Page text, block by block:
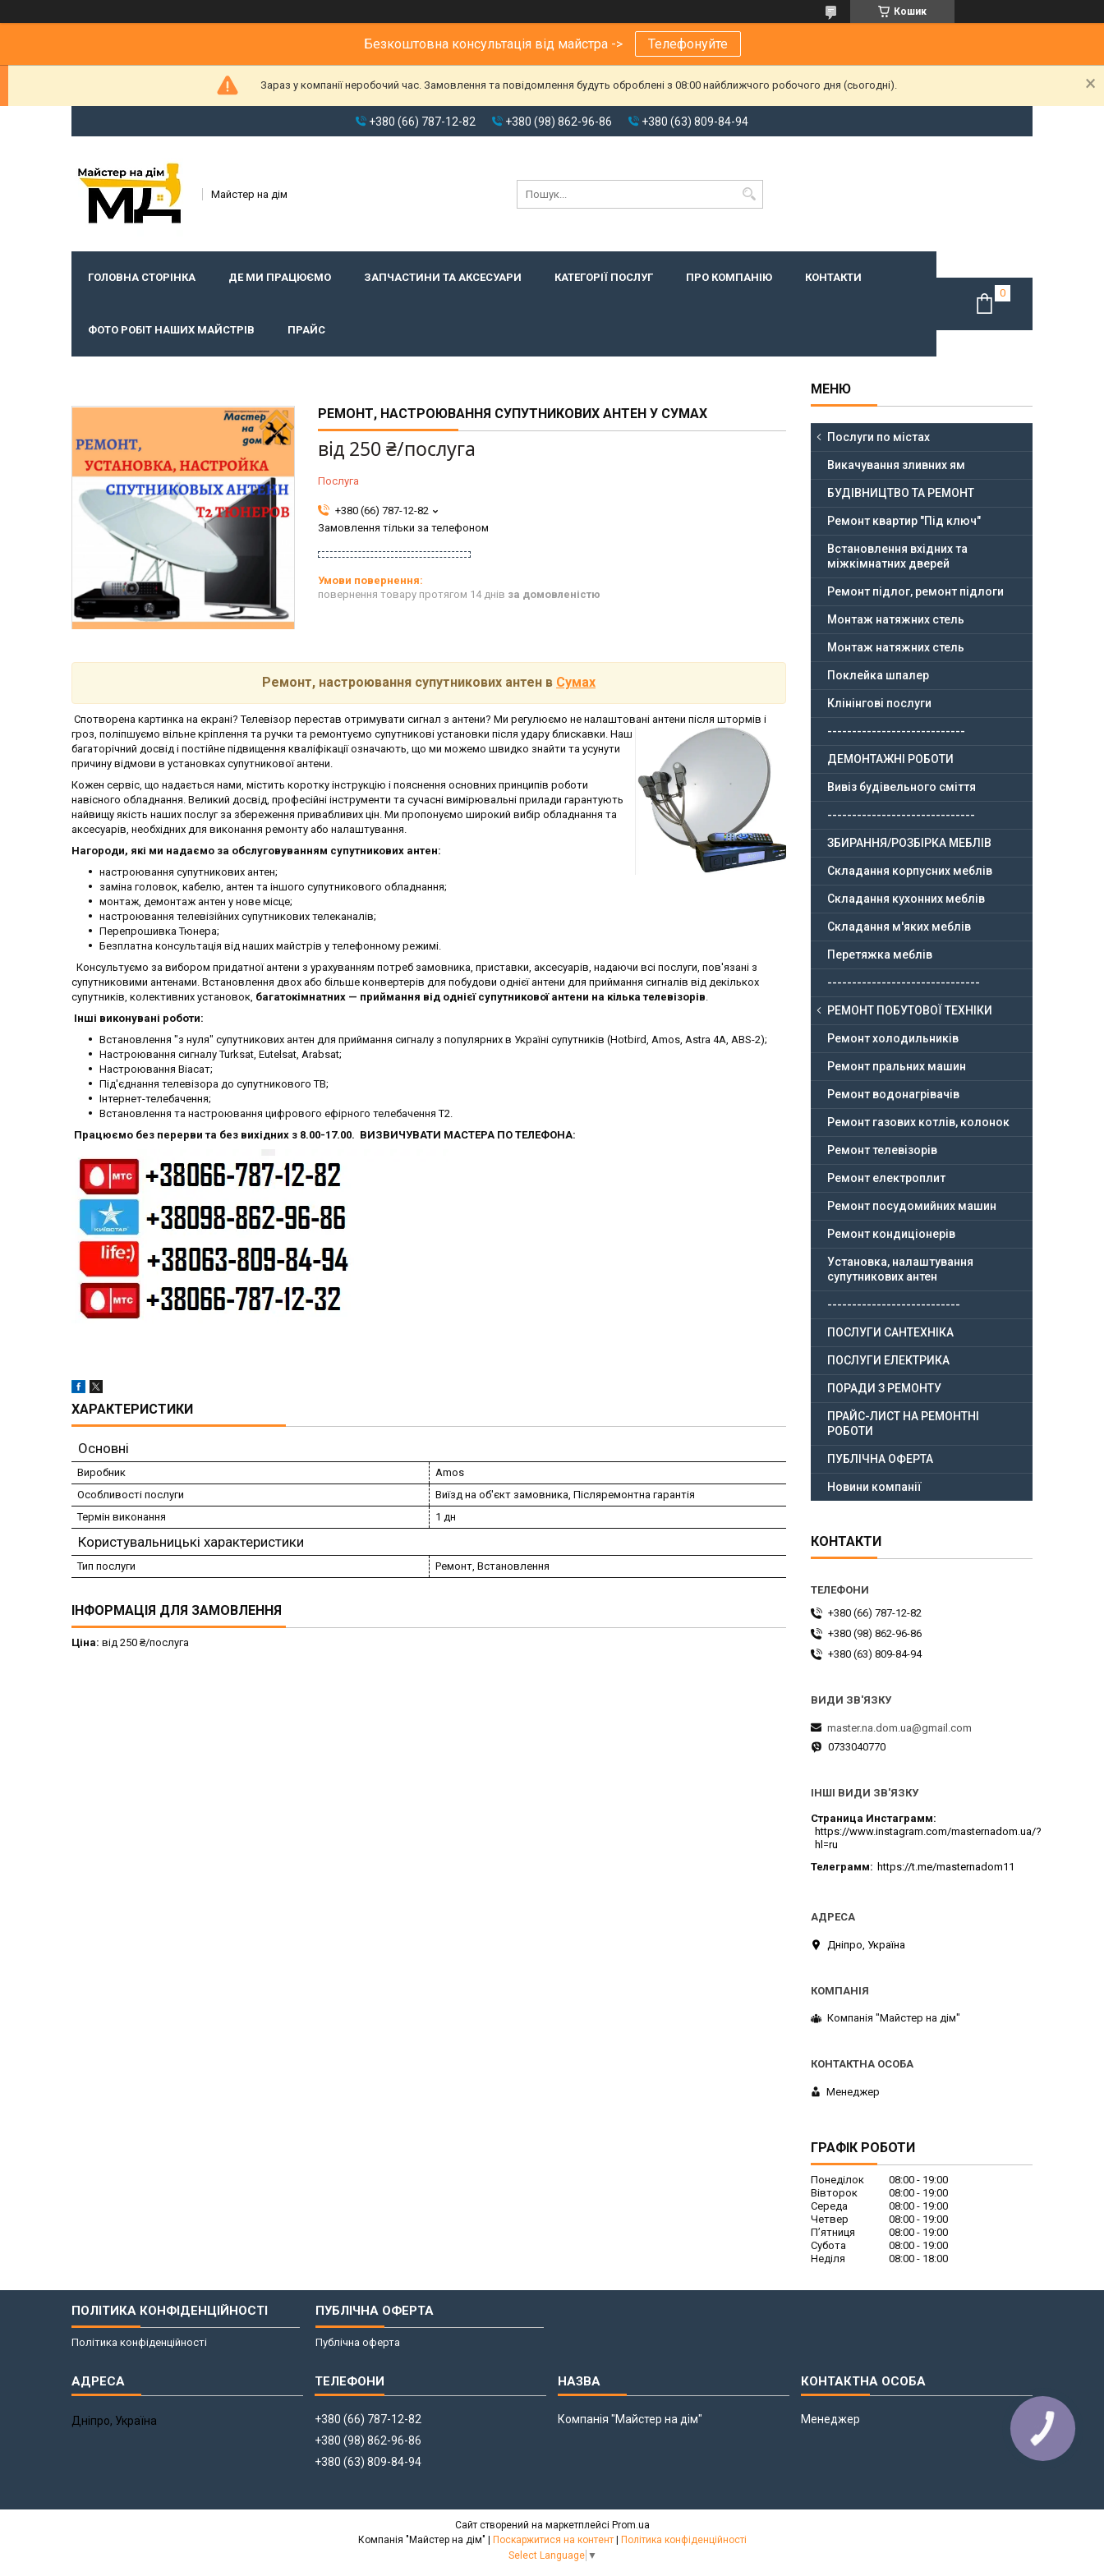
Кошик
Безкоштовна консультація від майстра -> Телефонуйте
Зараз у компанії неробочий час. Замовлення та повідомлення будуть оброблені з 08:00 найближчого робочого дня (сьогодні).
+380 (66) 787-12-82 +380 (98) 862-96-86 +380 (63) 809-84-94
Майстер на дім
ГОЛОВНА СТОРІНКА ДЕ МИ ПРАЦЮЄМО ЗАПЧАСТИНИ ТА АКСЕСУАРИ КАТЕГОРІЇ ПОСЛУГ ПРО КОМПАНІЮ КОНТАКТИ
ФОТО РОБІТ НАШИХ МАЙСТРІВ ПРАЙС
РЕМОНТ, НАСТРОЮВАННЯ СУПУТНИКОВИХ АНТЕН У СУМАХ
від 250 ₴/послуга
Послуга
+380 (66) 787-12-82
Замовлення тільки за телефоном
повернення товару протягом 14 днів за домовленістю
Ремонт, настроювання супутникових антен в Сумах
Спотворена картинка на екрані? Телевізор перестав отримувати сигнал з антени? Ми регулюємо не налаштовані антени після штормів і
гроз, поліпшуємо вільне кріплення та ручки та ремонтуємо супутникові установки після удару блискавки. Наш
багаторічний досвід і постійне підвищення кваліфікації означають, що ми можемо швидко знайти та усунути
причину відмови в установках супутникової антени.
Кожен сервіс, що надається нами, містить коротку інструкцію і пояснення основних принципів роботи
навісного обладнання. Великий досвід, професійні інструменти та сучасні вимірювальні прилади гарантують
найвищу якість наших послуг за збереження привабливих цін. Ми пропонуємо широкий вибір обладнання та
аксесуарів, необхідних для виконання ремонту або налаштування.
Нагороди, які ми надаємо за обслуговуванням супутникових антен:
настроювання супутникових антен;
заміна головок, кабелю, антен та іншого супутникового обладнання;
монтаж, демонтаж антен у нове місце;
настроювання телевізійних супутникових телеканалів;
Перепрошивка Тюнера;
Безплатна консультація від наших майстрів у телефонному режимі.
Консультуємо за вибором придатної антени з урахуванням потреб замовника, приставки, аксесуарів, надаючи всі послуги, пов'язані з
супутниковими антенами. Встановлення двох або більше конвертерів для побудови однієї антени для приймання сигналів від декількох
супутників, колективних установок, багатокімнатних — приймання від однієї супутникової антени на кілька телевізорів.
Інші виконувані роботи:
Встановлення "з нуля" супутникових антен для приймання сигналу з популярних в Україні супутників (Hotbird, Amos, Astra 4A, ABS-2);
Настроювання сигналу Turksat, Eutelsat, Arabsat;
Настроювання Віасат;
Під'єднання телевізора до супутникового ТВ;
Інтернет-телебачення;
Встановлення та настроювання цифрового ефірного телебачення T2.
Працюємо без перерви та без вихідних з 8.00-17.00. ВИЗВИЧУВАТИ МАСТЕРА ПО ТЕЛЕФОНА:
ХАРАКТЕРИСТИКИ
Основні
Виробник
Amos
Особливості послуги
Виїзд на об'єкт замовника, Післяремонтна гарантія
Термін виконання
1 дн
Користувальницькі характеристики
Тип послуги Ремонт, Встановлення
ІНФОРМАЦІЯ ДЛЯ ЗАМОВЛЕННЯ
Ціна: від 250 ₴/послуга
Послуги по містах
Викачування зливних ям
БУДІВНИЦТВО ТА РЕМОНТ
Ремонт квартир "Під ключ"
Встановлення вхідних та
міжкімнатних дверей
Ремонт підлог, ремонт підлоги
Монтаж натяжних стель
Монтаж натяжних стель
Поклейка шпалер
Клінінгові послуги
----------------------------
ДЕМОНТАЖНІ РОБОТИ
Вивіз будівельного сміття
------------------------------
ЗБИРАННЯ/РОЗБІРКА МЕБЛІВ
Складання корпусних меблів
Складання кухонних меблів
Складання м'яких меблів
Перетяжка меблів
-------------------------------
РЕМОНТ ПОБУТОВОЇ ТЕХНІКИ
Ремонт холодильників
Ремонт пральних машин
Ремонт водонагрівачів
Ремонт газових котлів, колонок
Ремонт телевізорів
Ремонт електроплит
Ремонт посудомийних машин
Ремонт кондиціонерів
Установка, налаштування
супутникових антен
---------------------------
ПОСЛУГИ САНТЕХНІКА
ПОСЛУГИ ЕЛЕКТРИКА
ПОРАДИ З РЕМОНТУ
ПРАЙС-ЛИСТ НА РЕМОНТНІ
РОБОТИ
ПУБЛІЧНА ОФЕРТА
Новини компанії
КОНТАКТИ
+380 (66) 787-12-82
+380 (98) 862-96-86
+380 (63) 809-84-94
master.na.dom.ua@gmail.com
0733040770
ІНШІ ВИДИ ЗВ'ЯЗКУ
Страница Инстаграмм
https://www.instagram.com/masternadom.ua/?
hl=ru
Телеграмм
https://t.me/masternadom11
Дніпро, Україна
Компанія "Майстер на дім"
Менеджер
ГРАФІК РОБОТИ
Понеділок 08:00
19:00
Вівторок
08:00
19:00
Середа
08:00
19:00
Четвер
08:00
19:00
Пʼятниця
08:00
19:00
Субота
08:00
19:00
Неділя
08:00 18:00
ПОЛІТИКА КОНФІДЕНЦІЙНОСТІ
Політика конфіденційності
ПУБЛІЧНА ОФЕРТА
Публічна оферта
Дніпро, Україна
+380 (66) 787-12-82
+380 (98) 862-96-86
+380 (63) 809-84-94
Компанія "Майстер на дім" Менеджер
Сайт створений на маркетплейсі Prom.ua
Компанія "Майстер на дім" | Поскаржитися на контент | Політика конфіденційності
Select Language ▼